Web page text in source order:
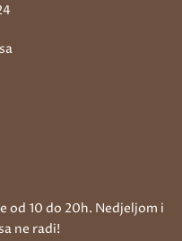
od 10 do 20h. Nedjeljom i
ne radi!